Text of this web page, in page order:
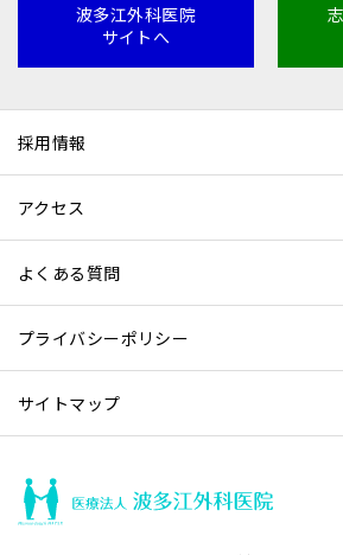
波多江外科医院
サイトへ
採用情報
アクセス
よくある質問
プライバシーポリシー
サイトマップ